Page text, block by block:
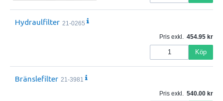
Hydraulfilter 21-0265
Pris exkl. 454.95
Köp
Bränslefilter 21-3981
Pris exkl.
540.00